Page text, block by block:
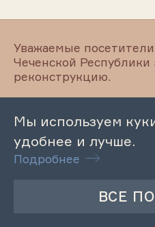
23.10.2023
Лекция
под
21.10.2023
Музейный урок
Уважаемые
Чеченской Республики
реконструкцию.
Мы используем
удобнее и лучше.
Подробнее